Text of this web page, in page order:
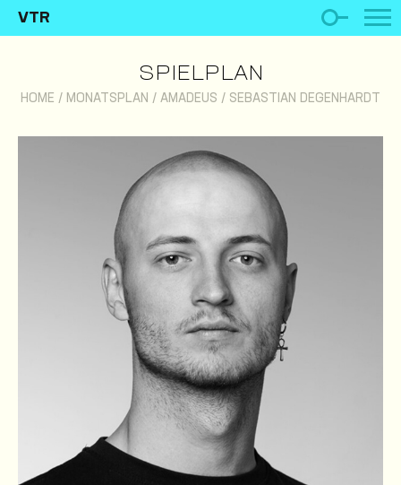
VTR
SPIELPLAN
HOME / MONATSPLAN / AMADEUS / SEBASTIAN DEGENHARDT